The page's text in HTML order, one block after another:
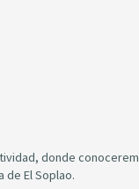
donde
El Soplao.